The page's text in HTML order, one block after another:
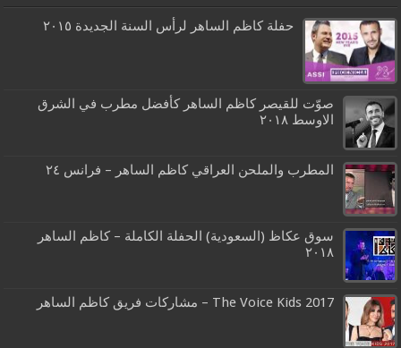
حفلة كاظم الساهر لرأس السنة الجديدة ٢٠١٥
صوّت للقيصر كاظم الساهر كأفضل مطرب في الشرق
الاوسط ٢٠١٨
المطرب والملحن العراقي كاظم الساهر – فرانس ٢٤
سوق عكاظ (السعودية) الحفلة الكاملة – كاظم الساهر
٢٠١٨
The Voice Kids 2017 – مشاركات فريق كاظم الساهر